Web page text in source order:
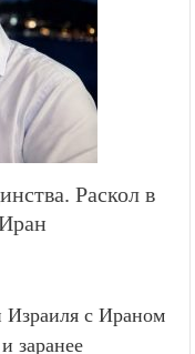
Раскол в
с Ираном
заранее